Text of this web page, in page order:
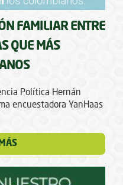
FAMILIAR ENTRE
QUE MÁS
Política Hernán
encuestadora YanHaas